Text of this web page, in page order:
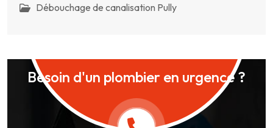
Débouchage de canalisation Pully
Besoin d'un plombier en urgence ?